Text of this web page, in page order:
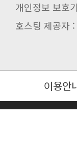
개인정보 보호
호스팅 제공자 :
이용안